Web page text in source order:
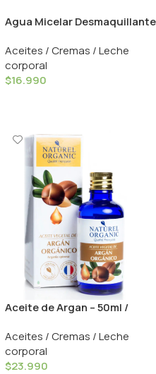
Agua Micelar Desmaquillante
Olivier
Aceites / Cremas / Leche
corporal
$16.990
Aceite de Argan – 50ml /
Aceites / Cremas / Leche
corporal
$23.990